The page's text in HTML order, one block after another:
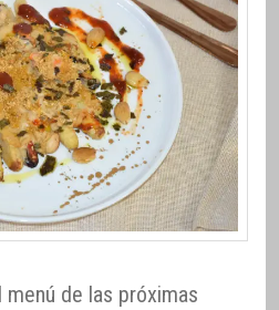
menú de las próximas